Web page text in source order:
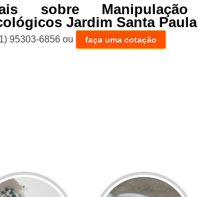
sobre
Jardim Santa Paula
95303-6856 ou faça uma cotação